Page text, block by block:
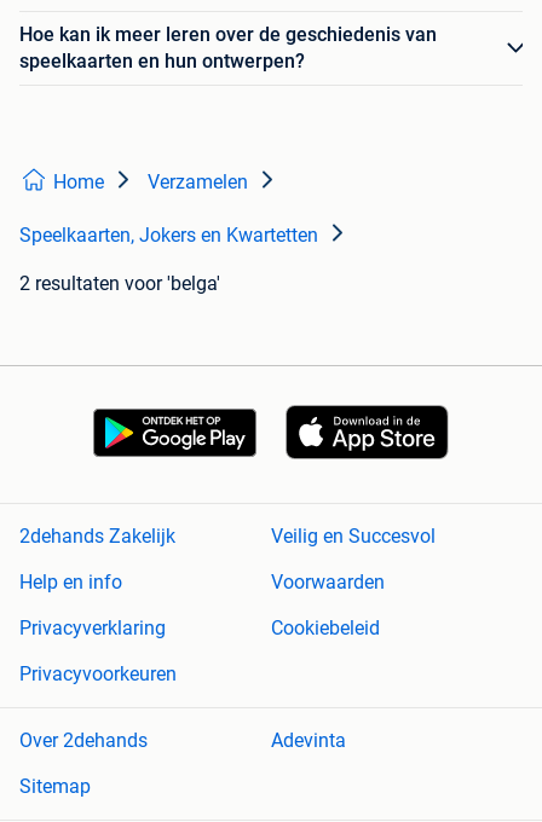
Hoe kan ik meer leren over de geschiedenis van
speelkaarten en hun ontwerpen?
Home Verzamelen
Speelkaarten, Jokers en Kwartetten
2 resultaten voor 'belga'
2dehands Zakelijk
Veilig en Succesvol
Help en info
Voorwaarden
Privacyverklaring
Cookiebeleid
Privacyvoorkeuren
Over 2dehands
Adevinta
Sitemap